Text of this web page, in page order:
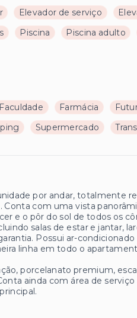
Elevador de serviço
Piscina Piscina adulto
Faculdade Farmácia
Supermercado
por andar, totalmente
com uma vista
e o pôr do sol de todos os
salas de estar e jantar,
Possui ar-
linha em todo o
porcelanato premium,
ainda com área de